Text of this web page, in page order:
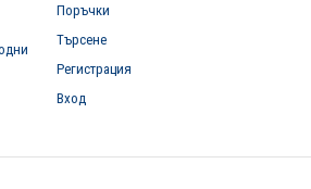
Поръчки
Търсене
Регистрация
Вход